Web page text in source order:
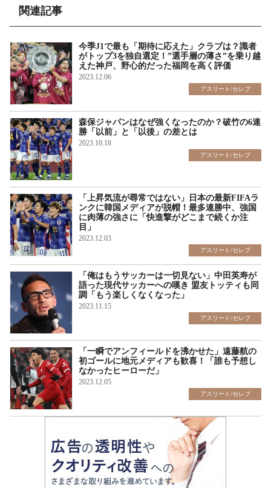
関連記事
今季J1で最も「期待に応えた」クラブは？識者
がトップ3を独自選定！”選手層の薄さ”を乗り越
えた神戸、野心的だった福岡を高く評価
2023.12.06
アスリート/セレブ
森保ジャパンはなぜ強くなったのか？破竹の6連
勝「以前」と「以後」の差とは
2023.10.18
アスリート/セレブ
「上昇気流が尋常ではない」日本の最新FIFAラ
ンクに韓国メディアが脱帽！最多連勝中、強国
に肉薄の強さに「快進撃がどこまで続くか注
目」
2023.12.03
アスリート/セレブ
「俺はもうサッカーは一切見ない」中田英寿が
語った現代サッカーへの嘆き 盟友トッティも同
調「もう楽しくなくなった」
2023.11.15
アスリート/セレブ
「一瞬でアンフィールドを沸かせた」遠藤航の
初ゴールに地元メディアも歓喜！「誰も予想し
なかったヒーローだ」
2023.12.05
アスリート/セレブ